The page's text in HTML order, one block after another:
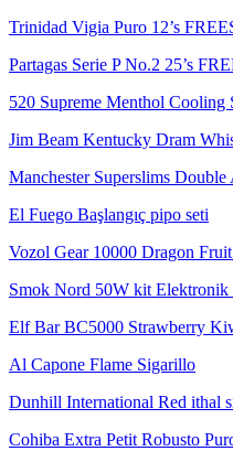
Trinidad Vigia Puro 12’s
Partagas Serie P No.2 25’s
520 Supreme Menthol Cooling
Jim Beam Kentucky Dram
Manchester Superslims
El Fuego Başlangıç pipo seti
Vozol Gear 10000 Dragon
Smok Nord 50W kit Elektronik
Elf Bar BC5000 Strawberry
Al Capone Flame Sigarillo
Dunhill International Red ithal
Cohiba Extra Petit Robusto